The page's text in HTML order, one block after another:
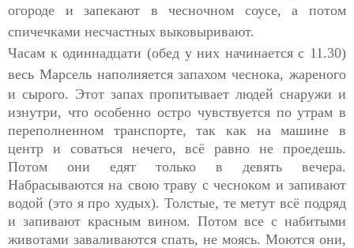
огороде и запекают в чесночном соусе, а потом
спичечками несчастных выковыривают.
Часам к одиннадцати (обед у них начинается с 11.30)
весь Марсель наполняется запахом чеснока, жареного
и сырого. Этот запах пропитывает людей снаружи и
изнутри, что особенно остро чувствуется по утрам в
переполненном транспорте, так как на машине в
центр и соваться нечего, всё равно не проедешь.
Потом они едят только в девять вечера.
Набрасываются на свою траву с чесноком и запивают
водой (это я про худых). Толстые, те метут всё подряд
и запивают красным вином. Потом все с набитыми
животами заваливаются спать, не моясь. Моются они,